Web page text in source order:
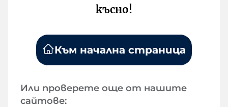
късно!
Към начална страница
Или проверете още от нашите
сайтове: